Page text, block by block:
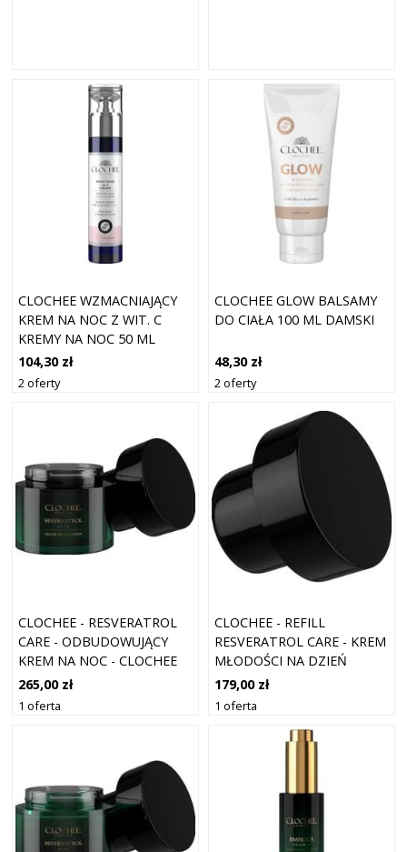
CLOCHEE WZMACNIAJĄCY
KREM NA NOC Z WIT. C
KREMY NA NOC 50 ML
104,30 zł
2 oferty
CLOCHEE GLOW BALSAMY
DO CIAŁA 100 ML DAMSKI
48,30 zł
2 oferty
CLOCHEE - RESVERATROL
CARE - ODBUDOWUJĄCY
KREM NA NOC - CLOCHEE
RESVERATOL CARE NIGHT -
DLA KOBIET
265,00 zł
1 oferta
CLOCHEE - REFILL
RESVERATROL CARE - KREM
MŁODOŚCI NA DZIEŃ
(WKŁAD) - CLOCHEE
RESVERATOL CARE REFILL -
179,00 zł
1 oferta